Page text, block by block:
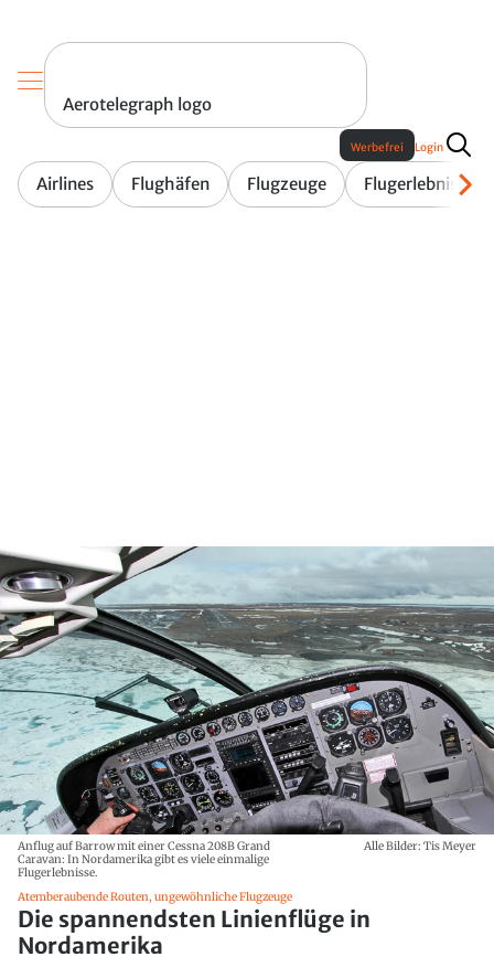
Aerotelegraph logo
Airlines Flughäfen Flugzeuge Flugerlebnis
Werbefrei Login
Anflug auf Barrow mit einer Cessna 208B Grand
Caravan: In Nordamerika gibt es viele einmalige
Flugerlebnisse.
Alle Bilder: Tis Meyer
Atemberaubende Routen, ungewöhnliche Flugzeuge
Die spannendsten Linienflüge in
Nordamerika